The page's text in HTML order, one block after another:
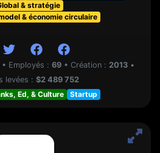
& stratégie
& économie circulaire
• Employés : 69 • Création : 2013 •
levées : $2 489 752
Ed, & Culture
Startup